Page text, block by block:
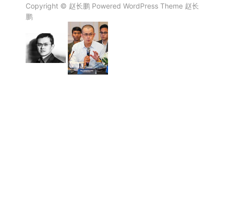
Copyright © 赵长鹏Powered WordPressTheme 赵长
鹏